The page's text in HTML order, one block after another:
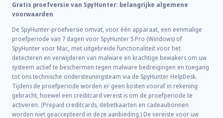
Gratis proefversie van SpyHunter: belangrijke algemene
voorwaarden
De SpyHunter-proefversie omvat, voor één apparaat, een eenmalige
proefperiode van 7 dagen voor SpyHunter 5 Pro (Windows) of
SpyHunter voor Mac, met uitgebreide functionaliteit voor het
detecteren en verwijderen van malware en krachtige bewakers om uw
systeem actief te beschermen tegen malware bedreigingen en toegang
tot ons technische ondersteuningsteam via de SpyHunter HelpDesk.
Tijdens de proefperiode worden er geen kosten vooraf in rekening
gebracht, hoewel een creditcard vereist is om de proefperiode te
activeren. (Prepaid creditcards, debetkaarten en cadeaubonnen
worden niet geaccepteerd in deze aanbieding.) De vereiste voor uw